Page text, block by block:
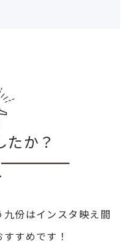
たか？
份はインスタ映え間
すめです！